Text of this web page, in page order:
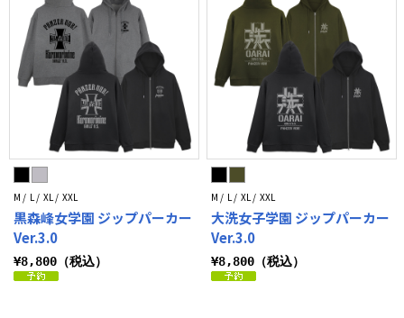
M / L / XL / XXL
黒森峰女学園 ジップパーカー
Ver.3.0
¥8,800（税込）
M / L / XL / XXL
大洗女子学園 ジップパーカー
Ver.3.0
¥8,800（税込）